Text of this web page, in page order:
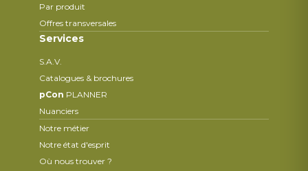
Par produit
Offres transversales
Services
S.A.V.
Catalogues & brochures
pCon PLANNER
Nuanciers
Notre métier
Notre état d'esprit
Où nous trouver ?